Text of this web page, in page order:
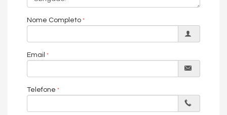
Área de Serviço
Cozinha Americana
Quadra Esportiva
Espaço Fitness
Brinquedoteca
Pet Place
Nome Completo
Email
Telefone